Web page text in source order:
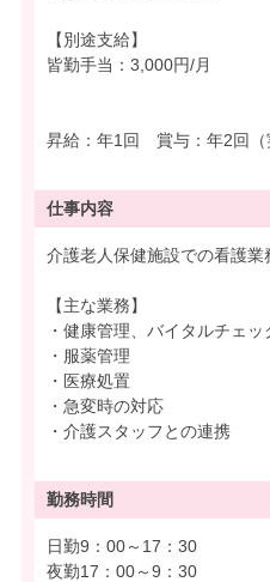
【別途支給】
皆勤手当：3,000円/月
昇給：年1回 賞与：年2回（
仕事内容
介護老人保健施設での看護業
【主な業務】
・健康管理、バイタルチェッ
・服薬管理
・医療処置
・急変時の対応
・介護スタッフとの連携
勤務時間
日勤9：00～17：30
夜勤17：00～9：30